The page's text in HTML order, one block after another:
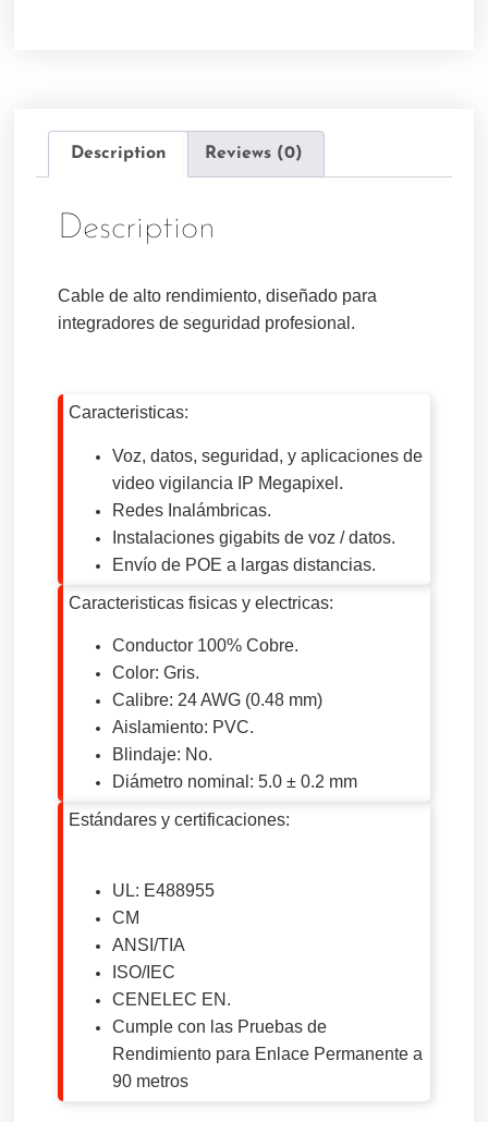
Description Reviews (0)
Description
Cable de alto rendimiento, diseñado para
integradores de seguridad profesional .
Caracteristicas:
Voz, datos, seguridad, y aplicaciones de
video vigilancia IP Megapixel.
Redes Inalámbricas.
Instalaciones gigabits de voz / datos.
Envío de POE a largas distancias.
Caracteristicas fisicas y electricas:
Conductor 100% Cobre.
Color: Gris.
Calibre: 24 AWG (0.48 mm)
Aislamiento: PVC.
Blindaje: No.
Diámetro nominal: 5.0 ± 0.2 mm
Estándares y certificaciones:
UL: E488955
CM
ANSI/TIA
ISO/IEC
CENELEC EN.
Cumple con las Pruebas de
Rendimiento para Enlace Permanente a
90 metros